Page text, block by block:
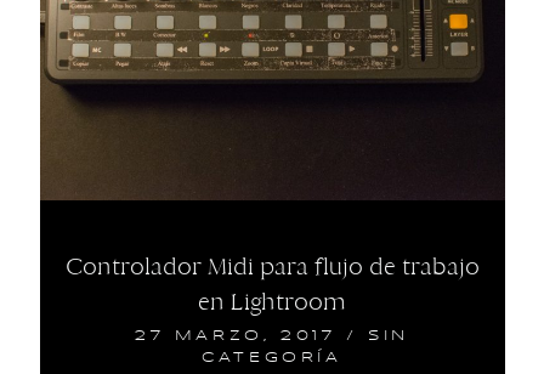
Controlador Midi para flujo de trabajo
en Lightroom
27 MARZO, 2017 / SIN
CATEGORÍA